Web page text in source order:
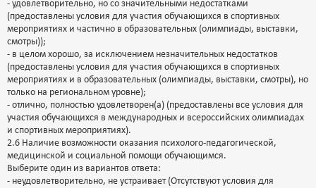
- удовлетворительно, но со значительными недостатками
(предоставлены условия для участия обучающихся в спортивных
мероприятиях и частично в образовательных (олимпиады, выставки,
смотры));
- в целом хорошо, за исключением незначительных недостатков
(предоставлены условия для участия обучающихся в спортивных
мероприятиях и в образовательных (олимпиады, выставки, смотры), но
только на региональном уровне);
- отлично, полностью удовлетворен(а) (предоставлены все условия для
участия обучающихся в международных и всероссийских олимпиадах
и спортивных мероприятиях).
2.6 Наличие возможности оказания психолого-педагогической,
медицинской и социальной помощи обучающимся.
Выберите один из вариантов ответа:
- неудовлетворительно, не устраивает (Отсутствуют условия для